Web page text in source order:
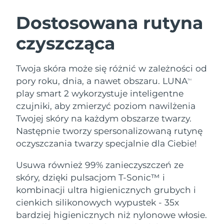
Dostosowana rutyna
czyszcząca
Twoja skóra może się różnić w zależności od
pory roku, dnia, a nawet obszaru. LUNATM
play smart 2 wykorzystuje inteligentne
czujniki, aby zmierzyć poziom nawilżenia
Twojej skóry na każdym obszarze twarzy.
Następnie tworzy spersonalizowaną rutynę
oczyszczania twarzy specjalnie dla Ciebie!
Usuwa również 99% zanieczyszczeń ze
skóry, dzięki pulsacjom T-Sonic™ i
kombinacji ultra higienicznych grubych i
cienkich silikonowych wypustek - 35x
bardziej higienicznych niż nylonowe włosie.
Oczyszczanie twarzy
LUNA™ 4 zestaw
Anti-aging massage
LUNA™ 4 Plus
Massage, LED heating
LUNA™ 4 Men
For men, anti-aging massage
Lifting twarzy
BEAR™ 2 zestaw
Microcurrent toning
BEAR™ 2 go
Microcurrent toning on-the-go
BEAR™ 2 eyes & lips
Microcurrent line smoothing device
Nawilżenie
UFO™ 3 zestaw
Deep facial hydration
UFO™ 3 LED
Near-infrared and red light therapy
device
Pielęgnacja jamy
ustnej
issa™ 4
Hybrid silicone sonic toothbrush
issa™ 4 plus
Smart hybrid silicone sonic toothbrush
FAQ™ ZABIEG ANTI-AGING
Anti-aging Zabiegi LED
NEW
Australia
Austria
Oczekiwany czas dostawy
Bahrajn
Oczekiwany czas dostawy
8/12/26
Belgia
Oczekiwany czas dostawy
8/11/26
Bermudy
Bośnia i
Hercegowina
Oczekiwany czas dostawy
Oczekiwany czas dostawy